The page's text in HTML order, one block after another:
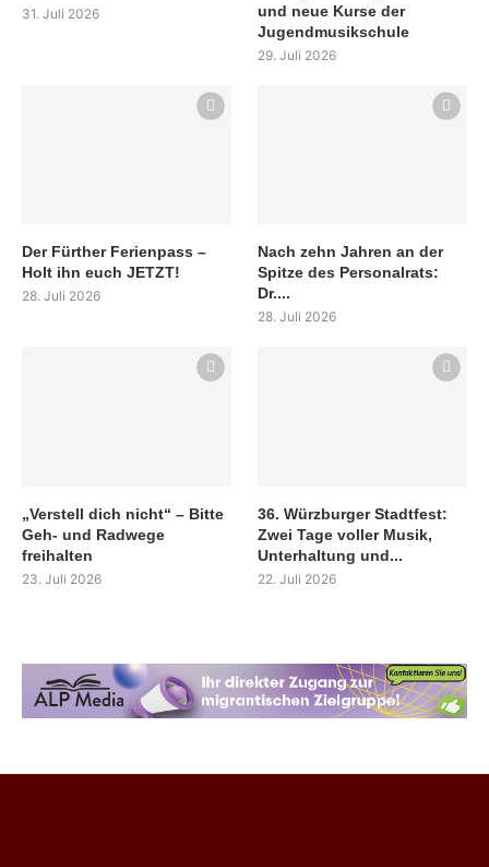
31. Juli 2026
und neue Kurse der
Jugendmusikschule
29. Juli 2026
Der Fürther Ferienpass –
Holt ihn euch JETZT!
28. Juli 2026
Nach zehn Jahren an der
Spitze des Personalrats:
Dr....
28. Juli 2026
„Verstell dich nicht“ – Bitte
Geh- und Radwege
freihalten
23. Juli 2026
36. Würzburger Stadtfest:
Zwei Tage voller Musik,
Unterhaltung und...
22. Juli 2026